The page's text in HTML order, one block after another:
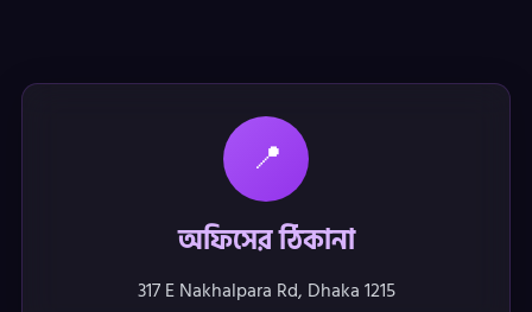
📍
অফিসের ঠিকানা
317 E Nakhalpara Rd, Dhaka 1215